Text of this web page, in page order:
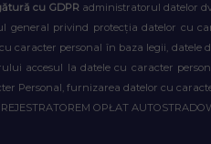
cu GDPR administratorul datelor
general privind protecția datelor cu
caracter personal în baza legii,
accesul la datele cu caracter
Personal, furnizarea datelor cu
OPŁAT